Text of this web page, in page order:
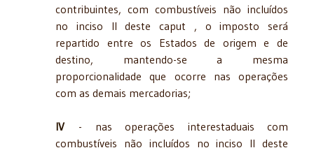
contribuintes, com combustíveis não incluídos
no inciso II deste caput , o imposto será
repartido entre os Estados de origem e de
destino, mantendo-se a mesma
proporcionalidade que ocorre nas operações
com as demais mercadorias;
IV - nas operações interestaduais com
combustíveis não incluídos no inciso II deste